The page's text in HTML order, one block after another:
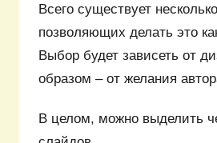
Всего существует
позволяющих делать это
Выбор будет зависеть от
образом – от желания
В целом, можно выделить